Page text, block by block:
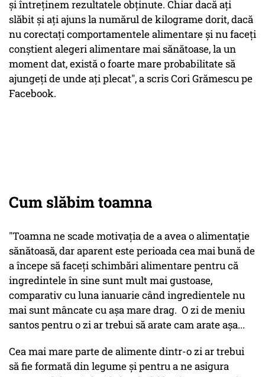
și întreținem rezultatele obținute. Chiar dacă ați
slăbit și ați ajuns la numărul de kilograme dorit, dacă
nu corectați comportamentele alimentare și nu faceți
conștient alegeri alimentare mai sănătoase, la un
moment dat, există o foarte mare probabilitate să
ajungeți de unde ați plecat", a scris Cori Grămescu pe
Facebook.
Cum slăbim toamna
"Toamna ne scade motivația de a avea o alimentație
sănătoasă, dar aparent este perioada cea mai bună de
a începe să faceți schimbări alimentare pentru că
ingredintele în sine sunt mult mai gustoase,
comparativ cu luna ianuarie când ingredientele nu
mai sunt mâncate cu așa mare drag. O zi de meniu
santos pentru o zi ar trebui să arate cam arate așa...
Cea mai mare parte de alimente dintr-o zi ar trebui
să fie formată din legume și pentru a ne asigura